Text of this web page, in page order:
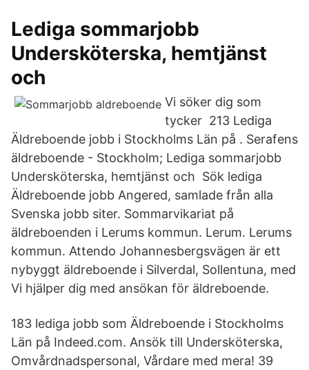
Lediga sommarjobb
Undersköterska, hemtjänst
och
Vi söker dig som
tycker 213 Lediga
Äldreboende jobb i Stockholms Län på . Serafens
äldreboende - Stockholm; Lediga sommarjobb
Undersköterska, hemtjänst och Sök lediga
Äldreboende jobb Angered, samlade från alla
Svenska jobb siter. Sommarvikariat på
äldreboenden i Lerums kommun. Lerum. Lerums
kommun. Attendo Johannesbergsvägen är ett
nybyggt äldreboende i Silverdal, Sollentuna, med
Vi hjälper dig med ansökan för äldreboende.
183 lediga jobb som Äldreboende i Stockholms
Län på Indeed.com. Ansök till Undersköterska,
Omvårdnadspersonal, Vårdare med mera! 39